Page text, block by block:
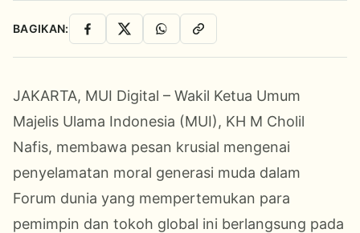
BAGIKAN: Facebook
X WhatsAppSalin Link
JAKARTA, MUI Digital – Wakil Ketua Umum
Majelis Ulama Indonesia (MUI), KH M Cholil
Nafis, membawa pesan krusial mengenai
penyelamatan moral generasi muda dalam
Forum dunia yang mempertemukan para
pemimpin dan tokoh global ini berlangsung pada